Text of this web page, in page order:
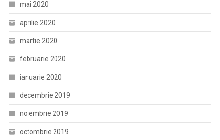
mai 2020
aprilie 2020
martie 2020
februarie 2020
ianuarie 2020
decembrie 2019
noiembrie 2019
octombrie 2019